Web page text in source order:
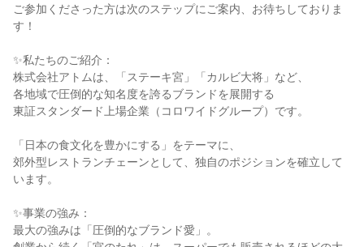
ご参加くださった方は次のステップにご案内、お待ちしておりま
す！
✨私たちのご紹介：
株式会社アトムは、「ステーキ宮」「カルビ大将」など、
各地域で圧倒的な知名度を誇るブランドを展開する
東証スタンダード上場企業（コロワイドグループ）です。
「日本の食文化を豊かにする」をテーマに、
郊外型レストランチェーンとして、独自のポジションを確立して
います。
✨事業の強み：
最大の強みは「圧倒的なブランド愛」。